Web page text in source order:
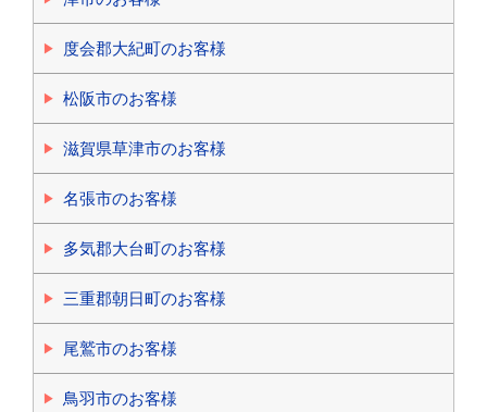
度会郡大紀町のお客様
松阪市のお客様
滋賀県草津市のお客様
名張市のお客様
多気郡大台町のお客様
三重郡朝日町のお客様
尾鷲市のお客様
鳥羽市のお客様